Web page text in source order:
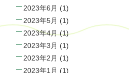
2023年6月 (1)
2023年5月 (1)
2023年4月(1)
2023年3月 (1)
2023年2月 (1)
2023年1月 (1)